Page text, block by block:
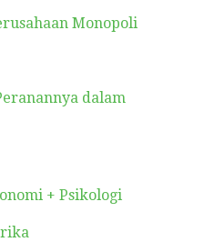
Monopoli
dalam
+ Psikologi